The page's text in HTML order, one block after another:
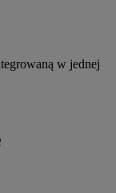
w jednej